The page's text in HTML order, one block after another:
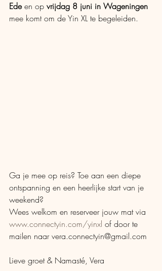
Ede en op vrijdag 8 juni in Wageningen
mee komt om de Yin XL te begeleiden.
Ga je mee op reis? Toe aan een diepe
ontspanning en een heerlijke start van je
weekend?
Wees welkom en reserveer jouw mat via
www.connectyin.com/yinxl of door te
mailen naar vera.connectyin@gmail.com
Lieve groet & Namasté, Vera